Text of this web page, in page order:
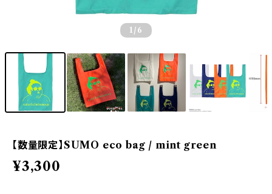
1 /6
【数量限定】SUMO eco bag / mint green
¥3,300